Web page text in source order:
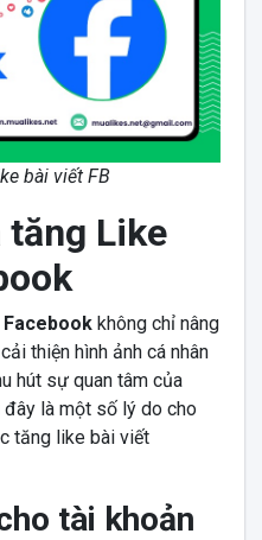
bài viết FB
tăng Like
không chỉ nâng
thiện hình ảnh cá nhân
hút sự quan tâm của
là một số lý do cho
tăng like bài viết
tài khoản